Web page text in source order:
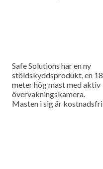
Safe Solutions har en ny
stöldskyddsprodukt, en 18
meter hög mast med aktiv
övervakningskamera.
Masten i sig är kostnadsfri